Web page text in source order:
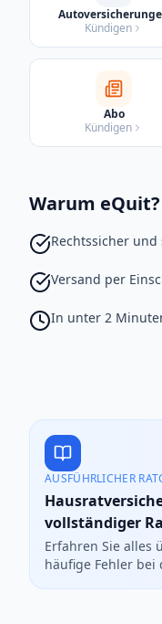
Kündigen
Abo
Kündigen
Warum eQuit?
Rechtssicher
Versand per
In unter 2
AUSFÜHRLICHER
vollständiger
Erfahren Sie alles
häufige Fehler